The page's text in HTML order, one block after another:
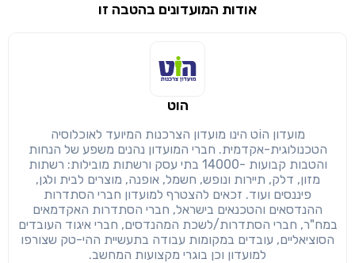
שיתוף
שימו לב!
מימוש הטבה זו ניתן רק לחברי
הבנתי, המשך לאתר
אודות המועדונים בהטבה זו
הוט
מועדון הוֹט הינו מועדון הצרכנות המיועד לאוכלוסיה
הטכנולוגית-אקדמית. חברי המועדון נהנים משפע של הנחות
והטבות קבועות -14000 בתי עסק ורשתות מובילות: רשתות
מזון, דלק, תיירות ונופש, חשמל, אופנה, מוצרים לבית ולגן,
פיננסים ועוד. זכאים להצטרף למועדון חברי הסתדרות
ההנדסאים והטכנאים בישראל, חברי הסתדרות האקדמאים
במח"ר, חברי הסתדרות/לשכת המהנדסים, חברי איגוד העובדים
הסוציאליים, עובדים במקומות עבודה בתעשיית ההי-טק שצורפו
למועדון וכן בוגרי מקצועות המחשב.